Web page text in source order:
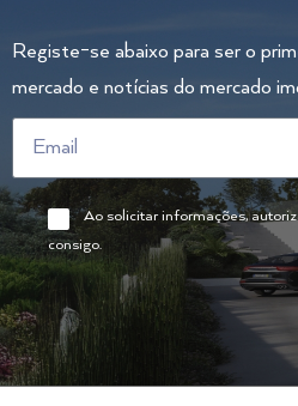
Registe-se abaixo para ser o
mercado e notícias do mercado
Ao solicitar informações,
consigo.